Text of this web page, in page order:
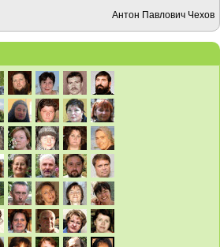
Антон Павлович Чехов